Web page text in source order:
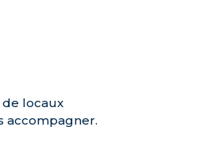
locaux
accompagner.